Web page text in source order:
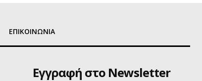
ΕΠΙΚΟΙΝΩΝΙΑ
Εγγραφή στο Newsletter